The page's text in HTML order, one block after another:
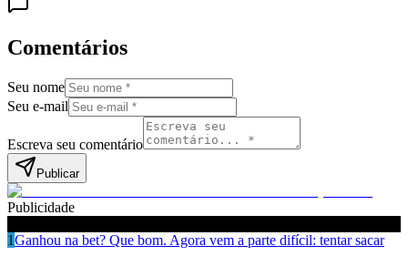
Comentários
Seu nome
Seu e-mail
Escreva seu comentário
Publicar
Publicidade
1Ganhou na bet? Que bom. Agora vem a parte difícil: tentar sacar